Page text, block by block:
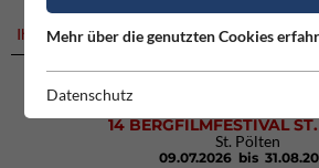
Ihre Suche ergab leider keine Treffer.
14 BERGFILMFESTIVAL
St. Pölten
09.07.2026 bis
Mehr über die genutzten Cookies
Datenschutz